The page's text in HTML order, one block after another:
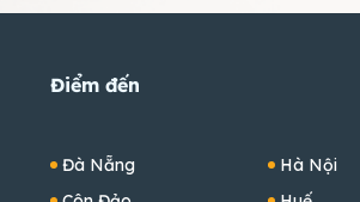
Điểm đến
Đà Nẵng
Hà Nội